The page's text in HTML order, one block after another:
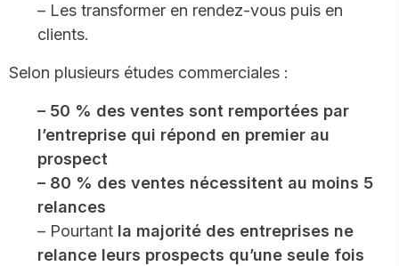
– Les transformer en rendez-vous puis en
clients.
Selon plusieurs études commerciales :
– 50 % des ventes sont remportées par
l’entreprise qui répond en premier au
prospect
– 80 % des ventes nécessitent au moins 5
relances
– Pourtant la majorité des entreprises ne
relance leurs prospects qu’une seule fois